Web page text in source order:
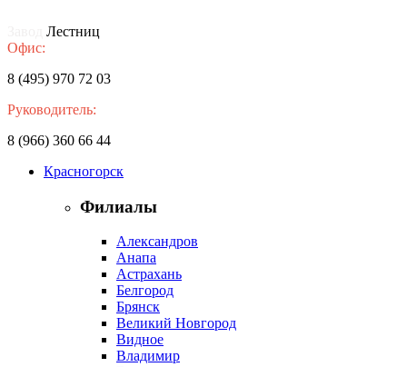
Лестниц
Офис:
8 (495) 970 72 03
Руководитель:
8 (966) 360 66 44
Красногорск
Филиалы
Александров
Анапа
Астрахань
Белгород
Брянск
Великий Новгород
Видное
Владимир